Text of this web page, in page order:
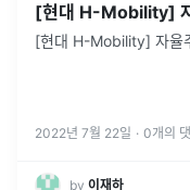
[현대 H-Mobility]
[현대 H-Mobility] 자율
2022년 7월 22일 · 0개의
by 이재하